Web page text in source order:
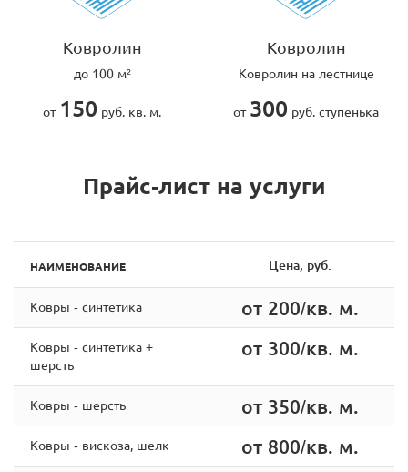
Ковролин
до 100 м²
от 150 руб. кв. м.
Ковролин
Ковролин на лестнице
от 300 руб. ступенька
Прайс-лист на услуги
НАИМЕНОВАНИЕ Цена, руб.
Ковры - синтетика от 200/кв. м.
Ковры - синтетика +
шерсть
от 300/кв. м.
Ковры - шерсть от 350/кв. м.
Ковры - вискоза, шелк от 800/кв. м.